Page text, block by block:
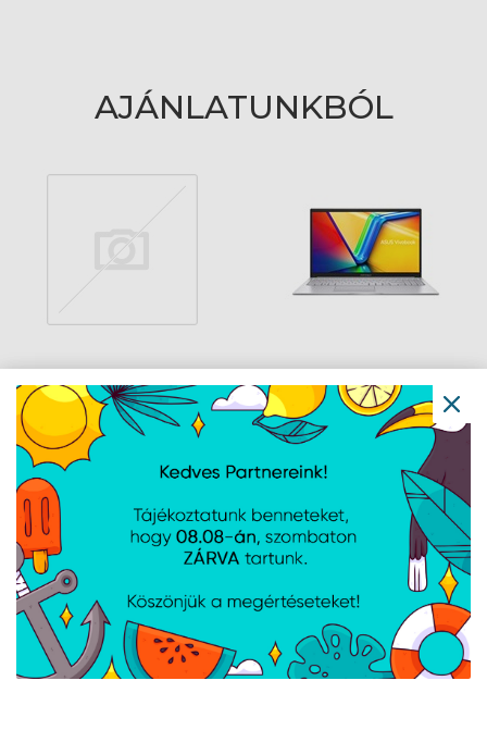
AJÁNLATUNKBÓL
REFURBISHED - Asus
VivoBook M1502YA-
BQ295 - Windows 11 -
Cool Silver
REFURBISHED - Asus
VivoBook X1504VA-
BQ1400W - Windows® 11
- Cool Silver
Navigáció
Hírek
Újdonságok
Kapcsolat